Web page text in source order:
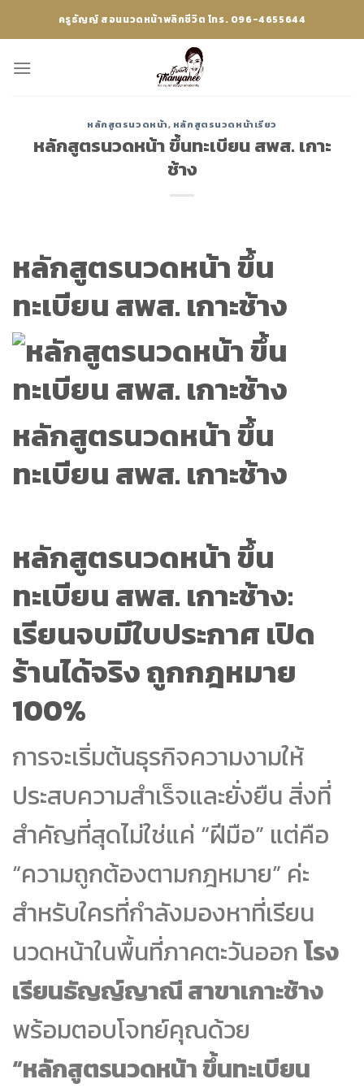
ครูธัญญ์ สอนนวดหน้าพลิกชีวิต โทร. 096-4655644
หลักสูตรนวดหน้า, หลักสูตรนวดหน้าเรียว
หลักสูตรนวดหน้า ขึ้นทะเบียน สพส. เกาะ
ช้าง
หลักสูตรนวดหน้า ขึ้น
ทะเบียน สพส. เกาะช้าง
หลักสูตรนวดหน้า ขึ้น
ทะเบียน สพส. เกาะช้าง
หลักสูตรนวดหน้า ขึ้น
ทะเบียน สพส. เกาะช้าง:
เรียนจบมีใบประกาศ เปิด
ร้านได้จริง ถูกกฎหมาย
100%
การจะเริ่มต้นธุรกิจความงามให้
ประสบความสำเร็จและยั่งยืน สิ่งที่
สำคัญที่สุดไม่ใช่แค่ “ฝีมือ” แต่คือ
“ความถูกต้องตามกฎหมาย” ค่ะ
สำหรับใครที่กำลังมองหาที่เรียน
นวดหน้าในพื้นที่ภาคตะวันออกโรง
เรียนธัญญ์ญาณี สาขาเกาะช้าง
พร้อมตอบโจทย์คุณด้วย
“หลักสูตรนวดหน้า ขึ้นทะเบียน